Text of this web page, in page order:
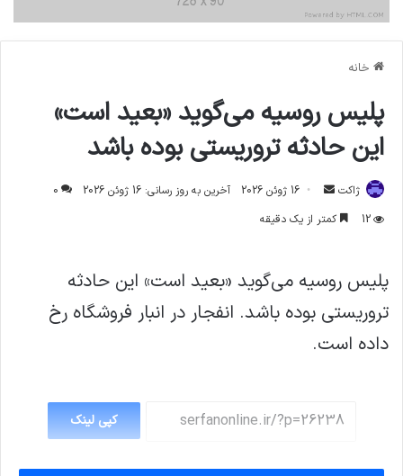
خانه
پلیس روسیه می‌گوید «بعید است»
این حادثه تروریستی بوده باشد
ژاکت
ارسال
ایمیل
16 ژوئن 2026 آخرین به روز رسانی: 16 ژوئن 2026
0
12
کمتر از یک دقیقه
پلیس روسیه می‌گوید «بعید است» این حادثه
تروریستی بوده باشد. انفجار در انبار فروشگاه رخ
داده است.
کپی لینک